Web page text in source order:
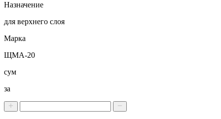
Назначение
для верхнего слоя
Марка
ЩМА-20
сум
за